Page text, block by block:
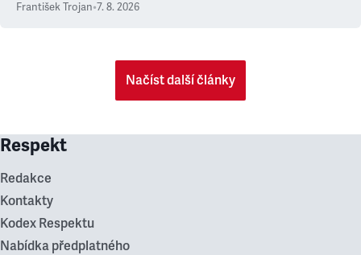
František Trojan•7. 8. 2026
Načíst další články
Respekt
Redakce
Kontakty
Kodex Respektu
Nabídka předplatného